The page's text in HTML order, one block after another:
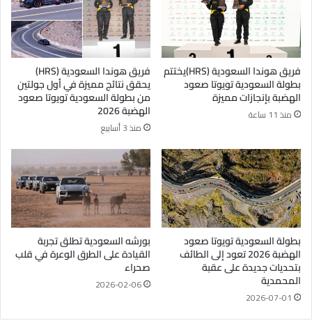
فريق هوندا السعودية (HRS)يختتم
بطولة السعودية تويوتا صعود
الهضبة بإنجازات مميزة
منذ 11 ساعة
فريق هوندا السعودية (HRS)
يحقق نتائج مميزة في أول جولتين
من بطولة السعودية تويوتا صعود
الهضبة 2026
منذ 3 أسابيع
بطولة السعودية تويوتا صعود
الهضبة 2026 تعود إلى الطائف
بتحديات جديدة على عقبة
المحمدية
2026-07-01
بورشه السعودية تطلق تجربة
القيادة على الطرق الوعرة في قلب
صحراء
2026-02-06